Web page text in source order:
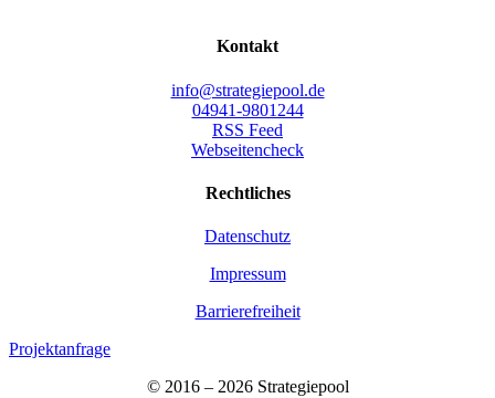
Kon­takt
info@strategiepool.de
04941-9801244
RSS Feed
Webseitencheck
Recht­li­ches
Daten­schutz
Impres­sum
Bar­rie­re­frei­heit
Projektanfrage
© 2016 – 2026 Stra­te­gie­pool